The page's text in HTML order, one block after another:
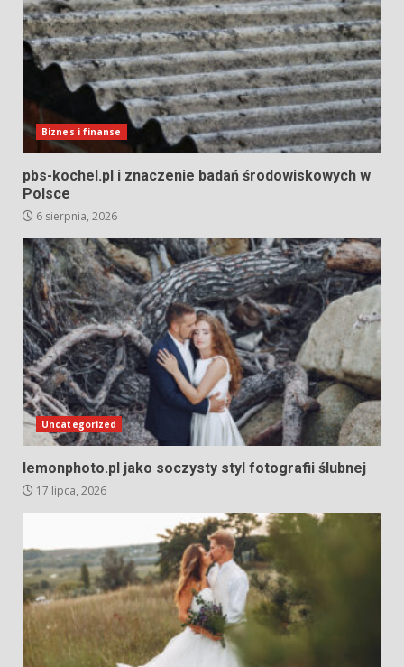
Biznes i finanse
pbs-kochel.pl i znaczenie badań środowiskowych w
Polsce
6 sierpnia, 2026
Uncategorized
lemonphoto.pl jako soczysty styl fotografii ślubnej
17 lipca, 2026